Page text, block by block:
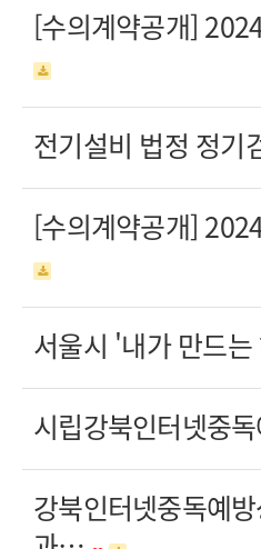
[수의계약공개]
전기설비 법정 정기
[수의계약공개]
서울시 '내가 만드
시립강북인터넷중
강북인터넷중독예